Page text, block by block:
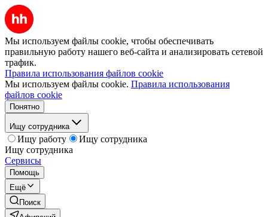
Мы используем файлы cookie, чтобы обеспечивать
правильную работу нашего веб-сайта и анализировать сетевой
трафик.
Правила использования файлов cookie
Мы используем файлы cookie. Правила использования
файлов cookie
Понятно
Ищу сотрудника
Ищу работу
Ищу сотрудника
Ищу сотрудника
Сервисы
Помощь
Ещё
Поиск